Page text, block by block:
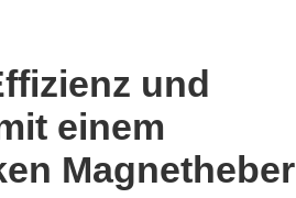
und
einem
Magnetheber